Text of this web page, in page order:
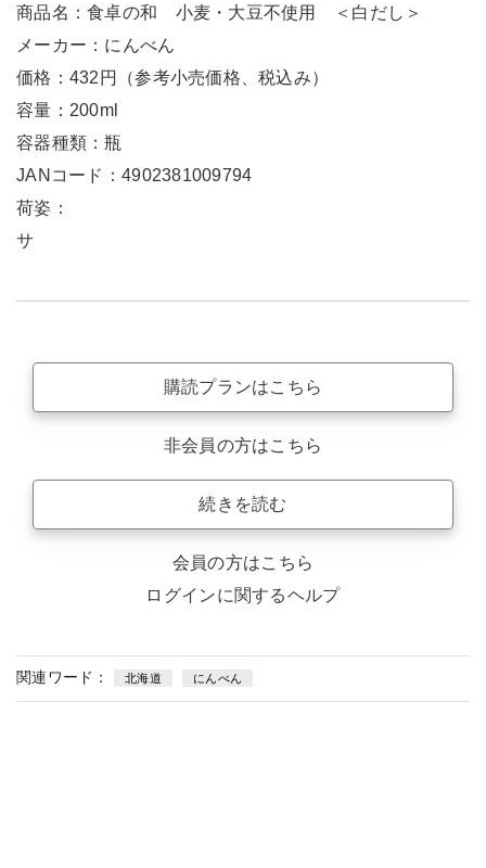
商品名：食卓の和 小麦・大豆不使用 ＜白だし＞
メーカー：にんべん
価格：432円（参考小売価格、税込み）
容量：200ml
容器種類：瓶
JANコード：4902381009794
荷姿：
サ
購読プランはこちら
非会員の方はこちら
続きを読む
会員の方はこちら
ログインに関するヘルプ
関連ワード： 北海道 にんべん